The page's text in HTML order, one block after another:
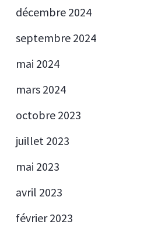
décembre 2024
septembre 2024
mai 2024
mars 2024
octobre 2023
juillet 2023
mai 2023
avril 2023
février 2023